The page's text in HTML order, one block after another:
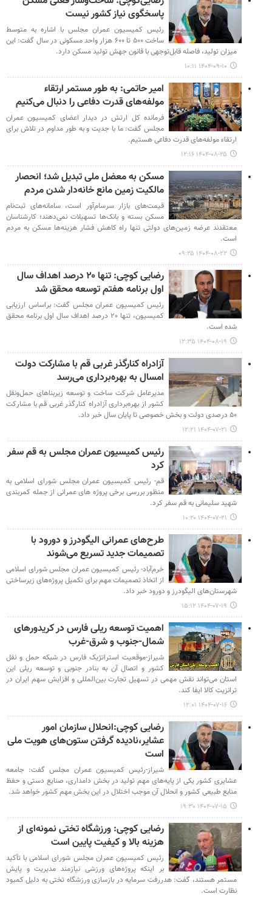
پاسخگوی نیاز کشور نیست
رئیس کمیسیون عمران مجلس با اشاره به متوسط
ساخت ۵۰۰ تا ۶۰۰ هزار واحد مسکونی در سال گفت: این
میزان تولید، فاصله قابل‌توجهی با قانون جهش تولید مسکن دارد.
۱۴۰۴-۰۹-۱۰ ۱۰:۱۱
امیر حاتمی: به طور مستمر ارتقاء
مولفه‌های قدرت دفاعی را دنبال می‌کنیم
فرمانده کل ارتش در دیدار اعضای کمیسیون عمران
مجلس گفت: ما با جدیت و به طور مداوم در تلاش برای
ارتقاء مولفه‌های قدرت دفاعی هستیم.
۱۴۰۴-۰۸-۲۵ ۱۲:۱۶
مسکن به معضل ملی تبدیل شد؛ انحصار
مالکیت زمین مانع خانه‌دار شدن مردم
قیمت‌های بازار سرسام‌آور است، سامانه‌های ثبت‌نام
مسکن بسته و بانک‌ها تسهیلات نمی‌دهند؛ کارشناسان
معتقدند عرضه زمین‌های دولتی تنها راه کاهش فشار هزینه‌ها مسکن به مردم
است.
۱۴۰۴-۰۸-۲۲ ۰۹:۲۵
رضایی کوچی: تنها ۲۰ درصد اهداف سال
اول برنامه هفتم توسعه محقق شد
رئیس کمیسیون عمران مجلس گفت: براساس ارزیابی
کمیسیون، تنها ۲۰ درصد اهداف سال اول برنامه محقق
شده است.
۱۴۰۴-۰۸-۱۹ ۱۲:۳۵
آزادراه کنارگذر غربی قم با مشارکت دولت
امسال به بهره‌برداری می‌رسد
مدیرعامل شرکت ساخت و توسعه زیربناهای حمل‌ونقل
کشور از بهره‌برداری آزادراه کنارگذر غربی قم با مشارکت
۵۰ درصدی دولت و بخش خصوصی تا پایان سال خبر داد.
۱۴۰۴-۰۷-۲۱ ۱۲:۲۱
رئیس کمیسیون عمران مجلس به قم سفر
کرد
قم- رئیس کمیسیون عمران مجلس شورای اسلامی به
منظور بررسی برخی پروژه های عمرانی از جمله کمربندی
شهید سلیمانی به قم سفر کرد.
۱۴۰۴-۰۷-۲۱ ۱۰:۲۰
طرح‌های عمرانی الیگودرز و دورود با
تصمیمات جدید تسریع می‌شوند
خرم‌آباد- رئیس کمیسیون عمران مجلس شورای اسلامی
از اتخاذ تصمیمات مهم برای تکمیل پروژه‌های زیرساختی
شهرستان‌های الیگودرز و دورود خبر داد.
۱۴۰۴-۰۷-۱۹ ۱۵:۱۲
اهمیت توسعه ریلی فارس در کریدورهای
شمال-جنوب و شرق-غرب
شیراز-موقعیت استراتژیک فارس در شبکه حمل و نقل
کشور و اتصال آن به بنادر جنوبی و توسعه ریلی این
استان می‌تواند نقش مهمی در تسهیل تجارت بین‌المللی و افزایش سهم ایران در
ترانزیت کالا ایفا کند.
۱۴۰۴-۰۷-۱۶ ۱۲:۰۱
رضایی کوچی:انحلال سازمان امور
عشایر،نادیده گرفتن ستون‌های هویت ملی
است
شیراز-رئیس کمیسیون عمران مجلس گفت: جامعه
عشایری کشور یکی از پایه‌های مهم تولید در بخش دامداری، صنایع دستی و حفظ
منابع طبیعی کشور و انحلال آن موجب اختلال در این بخش مهم کشور خواهد شد.
۱۴۰۴-۰۷-۱۵ ۱۹:۳۰
رضایی کوچی: ورزشگاه تختی نمونه‌ای از
هزینه‌ بالا و کیفیت پایین است
رئیس کمیسیون عمران مجلس شورای اسلامی با تأکید
بر اینکه پروژه‌های ورزشی نیازمند مدیریت و پایش
مستمر هستند، گفت: هدررفت سرمایه در بازسازی ورزشگاه تختی به دلیل کمبود
نظارت است.